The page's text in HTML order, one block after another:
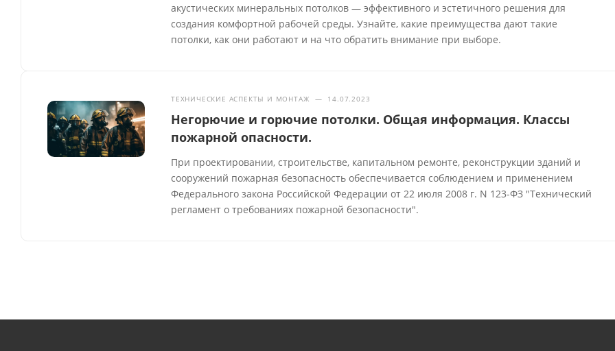
акустических минеральных потолков — эффективного и эстетичного решения для
создания комфортной рабочей среды. Узнайте, какие преимущества дают такие
потолки, как они работают и на что обратить внимание при выборе.
ТЕХНИЧЕСКИЕ АСПЕКТЫ И МОНТАЖ — 14.07.2023
Негорючие и горючие потолки. Общая информация. Классы
пожарной опасности.
При проектировании, строительстве, капитальном ремонте, реконструкции зданий и
сооружений пожарная безопасность обеспечивается соблюдением и применением
Федерального закона Российской Федерации от 22 июля 2008 г. N 123-ФЗ "Технический
регламент о требованиях пожарной безопасности".